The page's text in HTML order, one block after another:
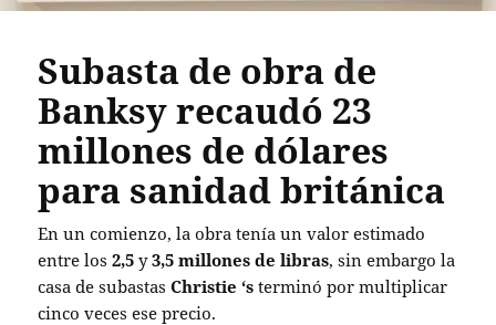
Subasta de obra de
Banksy recaudó 23
millones de dólares
para sanidad británica
En un comienzo, la obra tenía un valor estimado
entre los2,5 y3,5 millones de libras, sin embargo la
casa de subastasChristie ‘sterminó por multiplicar
cinco veces ese precio.